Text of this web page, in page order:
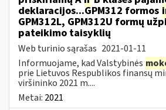
deklaracijos...GPM312 formos
GPM312L, GPM312U formų
pateikimo taisyklių
Web turinio sąrašas 2021-01-11
Informuojame, kad Valstybinės
prie Lietuvos Respublikos finansų
viršininko 2021 m....
Metai: 2021